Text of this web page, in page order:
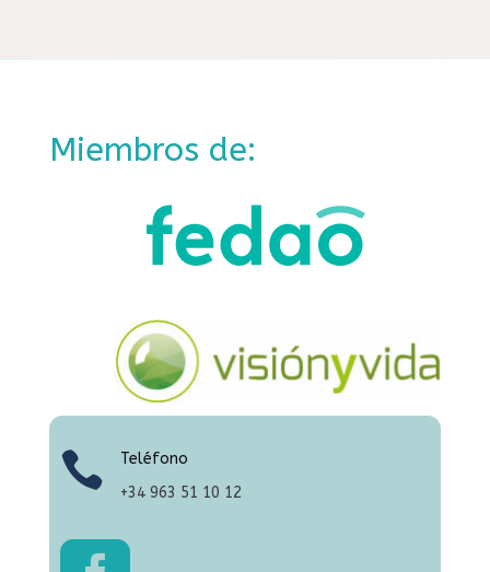
Miembros de:

Teléfono
+34 963 51 10 12